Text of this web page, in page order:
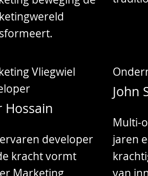
Vliegwiel
Hossain
developer
kracht vormt
Marketing
John
Multi-
jaren
van